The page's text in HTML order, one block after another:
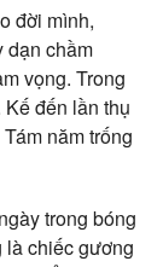
đời mình,
dạn chầm
vọng. Trong
đến lần thụ
năm trống
trong bóng
là chiếc gương